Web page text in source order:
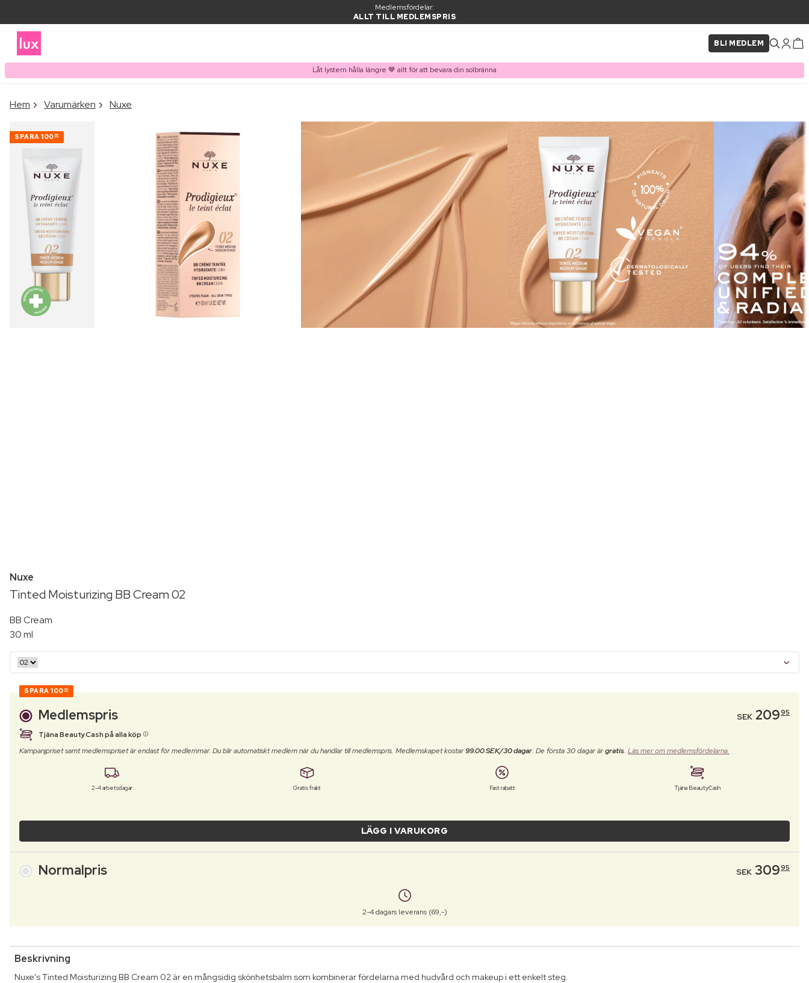
Medlemsfördelar:
ALLT TILL MEDLEMSPRIS
BLI MEDLEM
Låt lystern hålla längre 🤎 allt för att bevara din solbränna
Hem Varumärken Nuxe
SPARA 100 00
Nuxe
Tinted Moisturizing BB Cream 02
BB Cream
30 ml
SPARA 100 00
Medlemspris SEK 20995
Tjäna BeautyCash på alla köp
Kampanjpriset samt medlemspriset är endast för medlemmar. Du blir automatiskt medlem när du handlar till medlemspris. Medlemskapet kostar99.00 SEK/30 dagar. De första 30 dagar ärgratis. Läs mer om medlemsfördelarna.
2-4 arbetsdagar Gratis frakt Fast rabatt Tjäna BeautyCash
LÄGG I VARUKORG
Normalpris SEK 30995
2-4 dagars leverans (69,-)
Beskrivning
Nuxe's Tinted Moisturizing BB Cream 02 är en mångsidig skönhetsbalm som kombinerar fördelarna med hudvård och makeup i ett enkelt steg.